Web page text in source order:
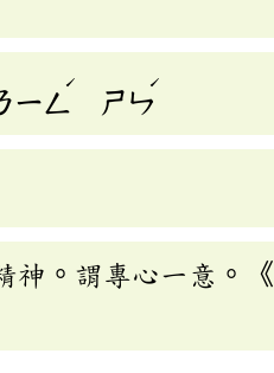
ㄧㄥ
ˊ
ㄕㄣ
ˊ
神。謂專心一意。